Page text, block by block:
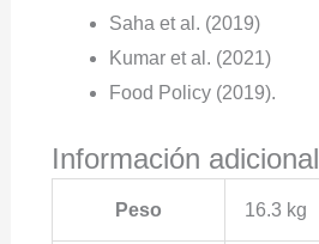
Saha et al. (2019)
Kumar et al. (2021)
Food Policy (2019).
Información adicional
Peso 16.3 kg